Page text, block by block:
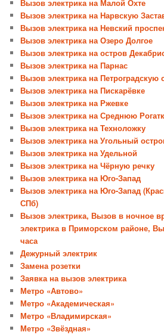
Вызов электрика на Малой Охте
Вызов электрика на Нарвскую
Вызов электрика на Невский
Вызов электрика на Озеро Долгое
Вызов электрика на остров
Вызов электрика на Парнас
Вызов электрика на Петроградскую
Вызов электрика на Пискарёвке
Вызов электрика на Ржевке
Вызов электрика на Среднюю
Вызов электрика на Техноложку
Вызов электрика на Угольный
Вызов электрика на Удельной
Вызов электрика на Чёрную речку
Вызов электрика на Юго-Запад
Вызов электрика на Юго-Запад
СПб)
Вызов электрика, Вызов в ночное
электрика в Приморском районе,
часа
Дежурный электрик
Замена розетки
Заявка на вызов электрика
Метро «Автово»
Метро «Академическая»
Метро «Владимирская»
Метро «Звёздная»